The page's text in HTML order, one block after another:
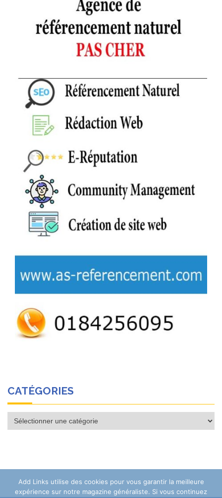
CATÉGORIES
Catégories
Add Links utilise des cookies pour vous garantir la meilleure
expérience sur notre magazine généraliste. Si vous continuez